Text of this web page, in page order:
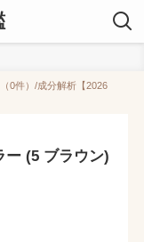
0件）/成分解析【2026
ー (5 ブラウン)